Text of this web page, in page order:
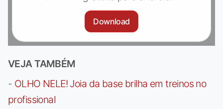
Download
VEJA TAMBÉM
- OLHO NELE! Joia da base brilha em treinos no
profissional